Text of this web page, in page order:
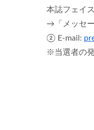
本誌フェイ
→「メッセ
② E-mail:
※当選者の